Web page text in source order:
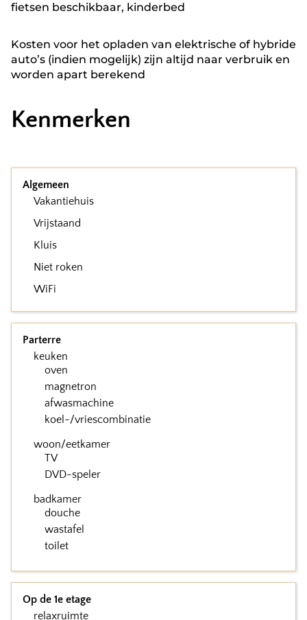
fietsen beschikbaar, kinderbed
Kosten voor het opladen van elektrische of hybride
auto’s (indien mogelijk) zijn altijd naar verbruik en
worden apart berekend
Kenmerken
Algemeen
Vakantiehuis
Vrijstaand
Kluis
Niet roken
WiFi
Parterre
keuken
oven
magnetron
afwasmachine
koel-/vriescombinatie
woon/eetkamer
TV
DVD-speler
badkamer
douche
wastafel
toilet
Op de 1e etage
relaxruimte